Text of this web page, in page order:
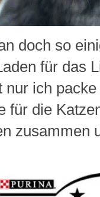
doch so
für das
nur ich
für die
zusammen